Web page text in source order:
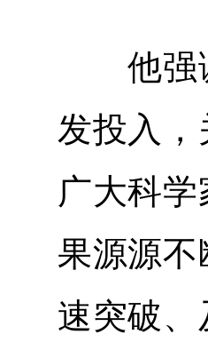
他强调
发投入
广大科
果源源
速突破